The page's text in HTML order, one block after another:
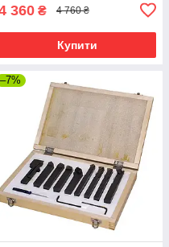
360 ₴ 4 760 ₴
Купити
–7%